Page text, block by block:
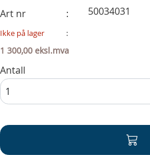
Art nr : 50034031
Ikke på lager
:
1 300,00 eksl.mva
Antall